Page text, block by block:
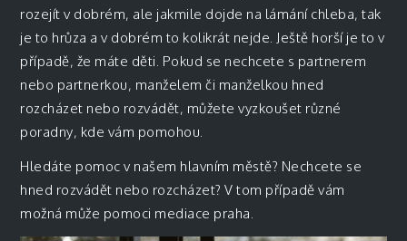
rozejít v dobrém, ale jakmile dojde na lámání chleba, tak
je to hrůza a v dobrém to kolikrát nejde. Ještě horší je to v
případě, že máte děti. Pokud se nechcete s partnerem
nebo partnerkou, manželem či manželkou hned
rozcházet nebo rozvádět, můžete vyzkoušet různé
poradny, kde vám pomohou.
Hledáte pomoc v našem hlavním městě? Nechcete se
hned rozvádět nebo rozcházet? V tom případě vám
možná může pomoci mediace praha.